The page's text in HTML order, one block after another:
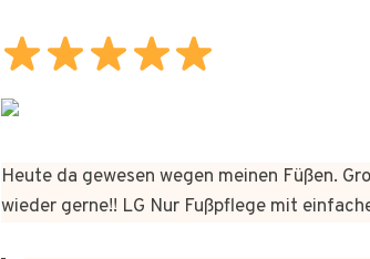
Heute da gewesen wegen meinen Füßen.
wieder gerne!! LG Nur Fußpflege mit